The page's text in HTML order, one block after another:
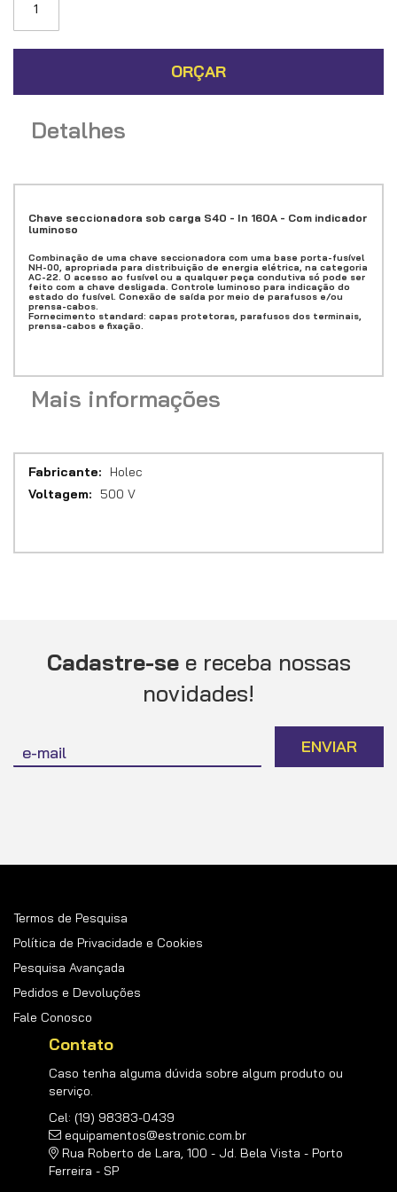
ORÇAR
Detalhes
Chave seccionadora sob carga S40 - In 160A - Com indicador
luminoso
Combinação de uma chave seccionadora com uma base porta-fusível
NH-00, apropriada para distribuição de energia elétrica, na categoria
AC-22. O acesso ao fusível ou a qualquer peça condutiva só pode ser
feito com a chave desligada. Controle luminoso para indicação do
estado do fusível. Conexão de saída por meio de parafusos e/ou
prensa-cabos.
Fornecimento standard: capas protetoras, parafusos dos terminais,
prensa-cabos e fixação.
Mais informações
Mais
informações
Holec
500 V
Cadastre-see receba nossas
novidades!
se
na
ENVIAR
Termos de Pesquisa
Política de Privacidade e Cookies
Pesquisa Avançada
Pedidos e Devoluções
Fale Conosco
Contato
Caso tenha alguma dúvida sobre algum produto ou
serviço.
Cel: (19) 98383-0439
equipamentos@estronic.com.br
Rua Roberto de Lara, 100 - Jd. Bela Vista - Porto
Ferreira - SP